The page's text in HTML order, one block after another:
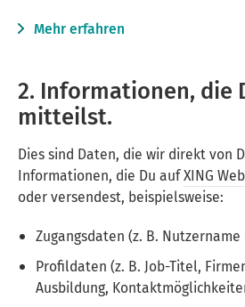
Mehr erfahren
2. Informationen, die
mitteilst.
Dies sind Daten, die wir direkt von
Informationen, die Du aufXING
oder versendest, beispielsweise:
Zugangsdaten (z. B.
Profildaten (z. B. Job-Titel,
Ausbildung,